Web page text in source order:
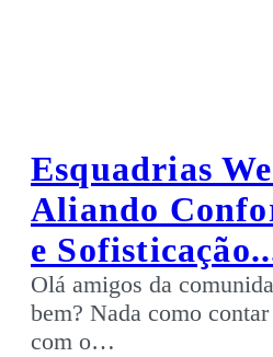
Esquadrias
Aliando
e
Olá amigos da
bem? Nada como
com o…